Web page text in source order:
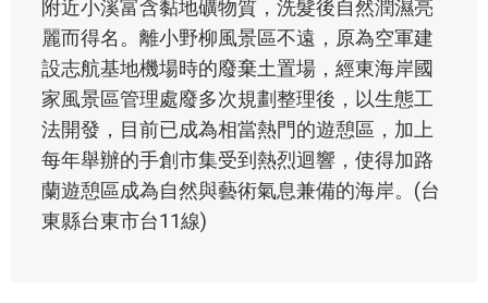
附近小溪富含黏地礦物質，洗髮後自然潤濕亮
麗而得名。離小野柳風景區不遠，原為空軍建
設志航基地機場時的廢棄土置場，經東海岸國
家風景區管理處廢多次規劃整理後，以生態工
法開發，目前已成為相當熱門的遊憩區，加上
每年舉辦的手創市集受到熱烈迴響，使得加路
蘭遊憩區成為自然與藝術氣息兼備的海岸。(台
東縣台東市台11線)